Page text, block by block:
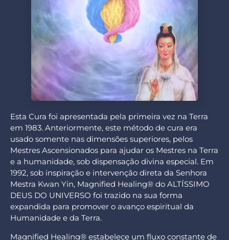
Esta Cura foi apresentada pela primeira vez na Terra
em 1983. Anteriormente, este método de cura era
usado somente nas dimensões superiores, pelos
Mestres Ascensionados para ajudar os Mestres na Terra
e a humanidade, sob dispensação divina especial. Em
1992, sob inspiração e intervenção direta da Senhora
Mestra Kwan Yin, Magnified Healing® do ALTÍSSIMO
DEUS DO UNIVERSO foi trazido na sua forma
expandida para promover o avanço espiritual da
Humanidade e da Terra.
Magnified Healing® estabelece um fluxo constante de